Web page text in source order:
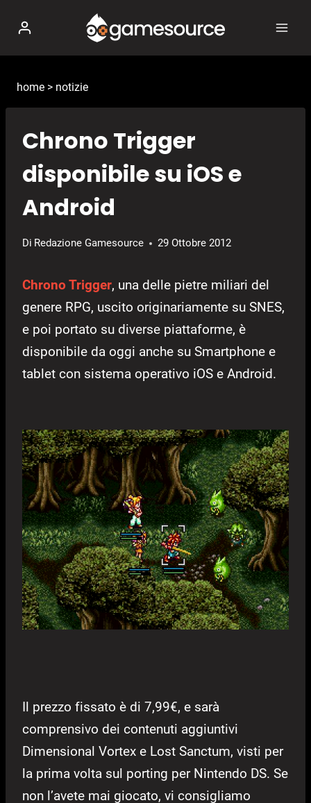
contenuto
home > notizie
Chrono Trigger
disponibile su iOS e
Android
Di Redazione Gamesource 29 Ottobre 2012
Chrono Trigger, una delle pietre miliari del
genere RPG, uscito originariamente su SNES,
e poi portato su diverse piattaforme, è
disponibile da oggi anche su Smartphone e
tablet con sistema operativo iOS e Android.
Il prezzo fissato è di 7,99€, e sarà
comprensivo dei contenuti aggiuntivi
Dimensional Vortex e Lost Sanctum, visti per
la prima volta sul porting per Nintendo DS. Se
non l’avete mai giocato, vi consigliamo